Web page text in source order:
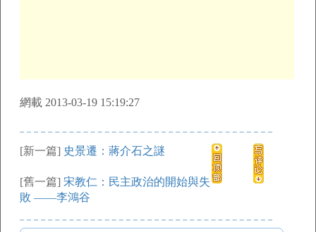
網載 2013-03-19 15:19:27
[新一篇] 史景遷：蔣介石之謎
[舊一篇] 宋教仁：民主政治的開始與失
敗 ——李鴻谷